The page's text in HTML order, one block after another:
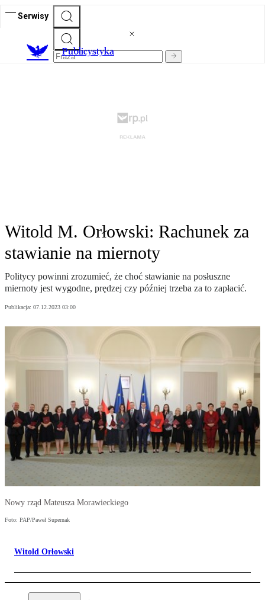
Serwisy
Publicystyka
Witold M. Orłowski: Rachunek za
stawianie na miernoty
Politycy powinni zrozumieć, że choć stawianie na posłuszne
miernoty jest wygodne, prędzej czy później trzeba za to zapłacić.
Publikacja: 07.12.2023 03:00
Nowy rząd Mateusza Morawieckiego
Foto: PAP/Paweł Supernak
Witold Orłowski